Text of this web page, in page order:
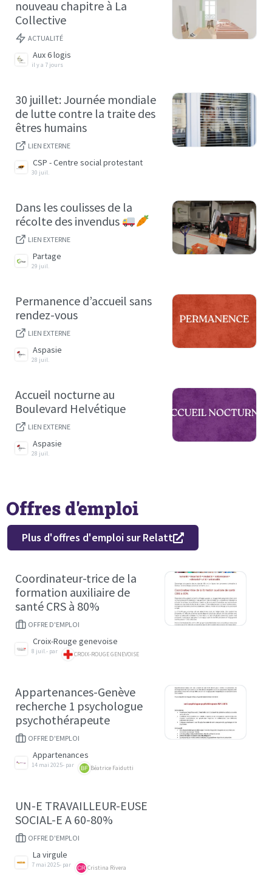
nouveau chapitre à La
Collective
ACTUALITÉ
Aux 6 logis
il y a 7 jours
30 juillet: Journée mondiale
de lutte contre la traite des
êtres humains
LIEN EXTERNE
CSP - Centre social protestant
30 juil.
Dans les coulisses de la
récolte des invendus
LIEN EXTERNE
Partage
29 juil.
Permanence d’accueil sans
rendez-vous
LIEN EXTERNE
Aspasie
28 juil.
Accueil nocturne au
Boulevard Helvétique
LIEN EXTERNE
Aspasie
28 juil.
Offres d'emploi
Plus d'offres d'emploi sur Relatt
Coordinateur-trice de la
formation auxiliaire de
santé CRS à 80%
OFFRE D'EMPLOI
Croix-Rouge genevoise
8 juil.- par CROIX-ROUGE GENEVOISE
Appartenances-Genève
recherche 1 psychologue
psychothérapeute
OFFRE D'EMPLOI
Appartenances
14 mai 2025- par Béatrice Faidutti
UN-E TRAVAILLEUR-EUSE
SOCIAL-E A 60-80%
OFFRE D'EMPLOI
La virgule
7 mai 2025- par Cristina Rivera